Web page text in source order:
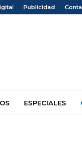
Publicidad
ESPECIALES